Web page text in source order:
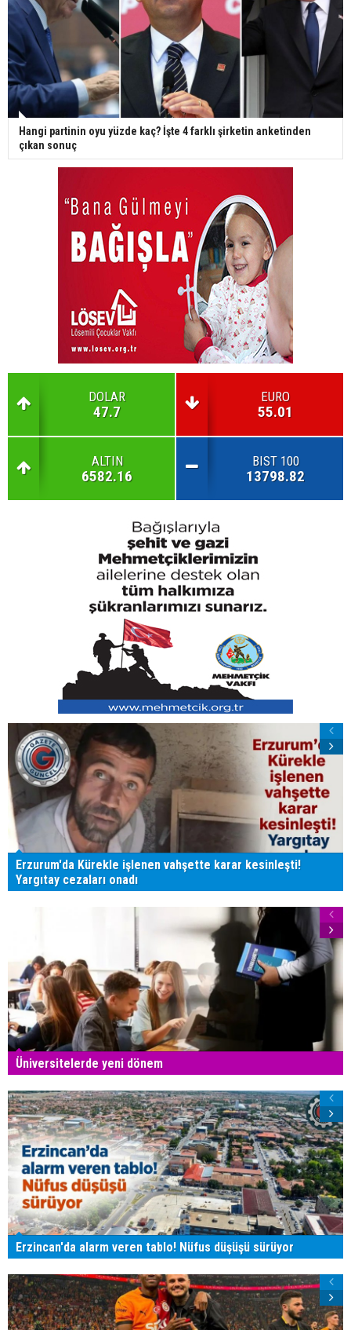
Hangi partinin oyu yüzde kaç? İşte 4 farklı şirketin anketinden
çıkan sonuç
DOLAR
47.7
EURO
55.01
ALTIN
6582.16
BIST 100
13798.82
Erzurum'da Kürekle işlenen vahşette karar kesinleşti!
Yargıtay cezaları onadı
Üniversitelerde yeni dönem
Erzincan'da alarm veren tablo! Nüfus düşüşü sürüyor